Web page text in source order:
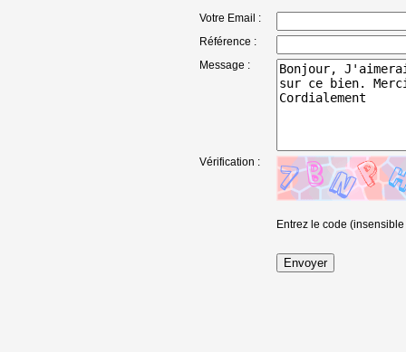
Votre Email :
Référence :
Message :
Vérification :
Entrez le code